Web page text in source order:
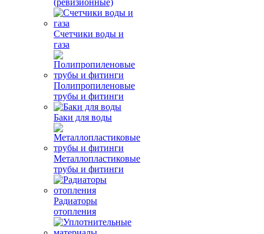
(ревизионные)
Счетчики воды и
газа
Полипропиленовые
трубы и фитинги
Баки для воды
Металлопластиковые
трубы и фитинги
Радиаторы
отопления